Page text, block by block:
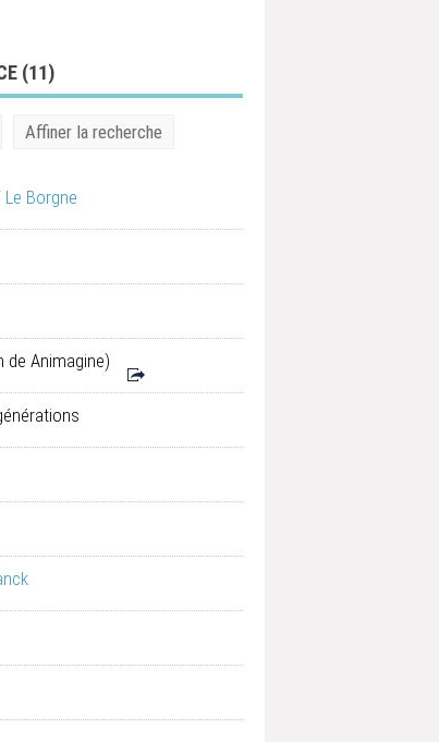
(11)
Affiner la recherche
Le Borgne
de Animagine)